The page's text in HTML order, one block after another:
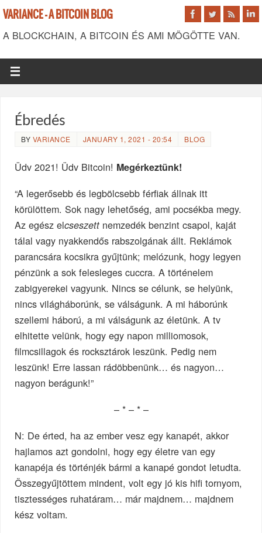
VARIANCE - A BITCOIN BLOG
A BLOCKCHAIN, A BITCOIN ÉS AMI MÖGÖTTE VAN.
Ébredés
BY VARIANCE JANUARY 1, 2021 - 20:54 BLOG
Üdv 2021! Üdv Bitcoin! Megérkeztünk!
“A legerősebb és legbölcsebb férfiak állnak itt
körülöttem. Sok nagy lehetőség, ami pocsékba megy.
Az egész elcseszett nemzedék benzint csapol, kaját
tálal vagy nyakkendős rabszolgának állt. Reklámok
parancsára kocsikra gyűjtünk; melózunk, hogy legyen
pénzünk a sok felesleges cuccra. A történelem
zabigyerekei vagyunk. Nincs se célunk, se helyünk,
nincs világháborúnk, se válságunk. A mi háborúnk
szellemi háború, a mi válságunk az életünk. A tv
elhitette velünk, hogy egy napon milliomosok,
filmcsillagok és rocksztárok leszünk. Pedig nem
leszünk! Erre lassan rádöbbenünk… és nagyon…
nagyon berágunk!”
– * – * –
N: De érted, ha az ember vesz egy kanapét, akkor
hajlamos azt gondolni, hogy egy életre van egy
kanapéja és történjék bármi a kanapé gondot letudta.
Összegyűjtöttem mindent, volt egy jó kis hifi tornyom,
tisztességes ruhatáram… már majdnem… majdnem
kész voltam.